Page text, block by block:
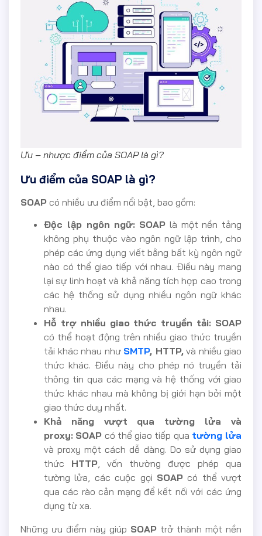
Ưu – nhược điểm của SOAP là gì?
Ưu điểm của SOAP là gì?
SOAP có nhiều ưu điểm nổi bật, bao gồm:
Độc lập ngôn ngữ: SOAP là một nền tảng
không phụ thuộc vào ngôn ngữ lập trình, cho
phép các ứng dụng viết bằng bất kỳ ngôn ngữ
nào có thể giao tiếp với nhau. Điều này mang
lại sự linh hoạt và khả năng tích hợp cao trong
các hệ thống sử dụng nhiều ngôn ngữ khác
nhau.
Hỗ trợ nhiều giao thức truyền tải: SOAP
có thể hoạt động trên nhiều giao thức truyền
tải khác nhau như SMTP, HTTP,và nhiều giao
thức khác. Điều này cho phép nó truyền tải
thông tin qua các mạng và hệ thống với giao
thức khác nhau mà không bị giới hạn bởi một
giao thức duy nhất.
Khả năng vượt qua tường lửa và
proxy: SOAP có thể giao tiếp qua tường lửa
và proxy một cách dễ dàng. Do sử dụng giao
thức HTTP , vốn thường được phép qua
tường lửa, các cuộc gọi SOAPcó thể vượt
qua các rào cản mạng để kết nối với các ứng
dụng từ xa.
Những ưu điểm này giúp SOAP trở thành một nền